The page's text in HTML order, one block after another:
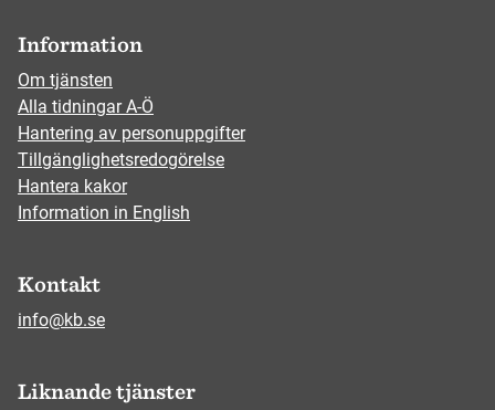
Information
Om tjänsten
Alla tidningar A-Ö
Hantering av personuppgifter
Tillgänglighetsredogörelse
Hantera kakor
Information in English
Kontakt
info@kb.se
Liknande tjänster